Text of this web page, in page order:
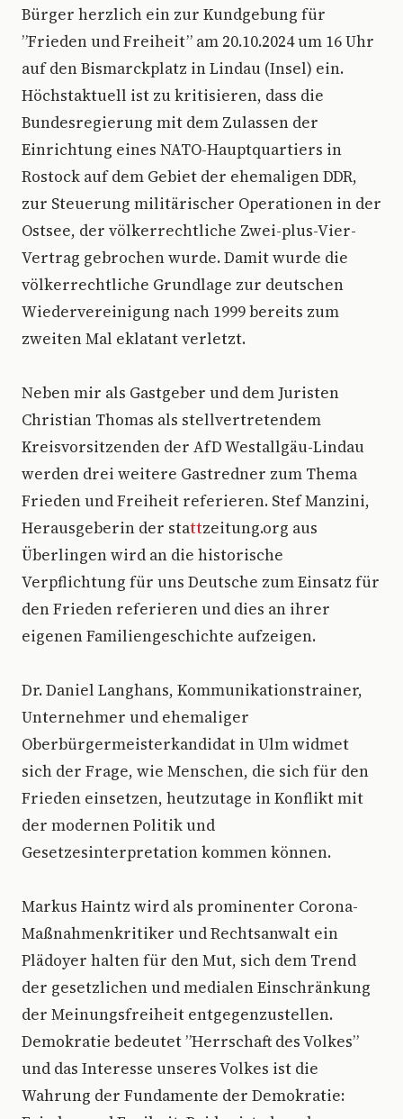
Bürger herzlich ein zur Kundgebung für
”Frieden und Freiheit” am 20.10.2024 um 16 Uhr
auf den Bismarckplatz in Lindau (Insel) ein.
Höchstaktuell ist zu kritisieren, dass die
Bundesregierung mit dem Zulassen der
Einrichtung eines NATO-Hauptquartiers in
Rostock auf dem Gebiet der ehemaligen DDR,
zur Steuerung militärischer Operationen in der
Ostsee, der völkerrechtliche Zwei-plus-Vier-
Vertrag gebrochen wurde. Damit wurde die
völkerrechtliche Grundlage zur deutschen
Wiedervereinigung nach 1999 bereits zum
zweiten Mal eklatant verletzt.
Neben mir als Gastgeber und dem Juristen
Christian Thomas als stellvertretendem
Kreisvorsitzenden der AfD Westallgäu-Lindau
werden drei weitere Gastredner zum Thema
Frieden und Freiheit referieren. Stef Manzini,
Herausgeberin der stattzeitung.org aus
Überlingen wird an die historische
Verpflichtung für uns Deutsche zum Einsatz für
den Frieden referieren und dies an ihrer
eigenen Familiengeschichte aufzeigen.
Dr. Daniel Langhans, Kommunikationstrainer,
Unternehmer und ehemaliger
Oberbürgermeisterkandidat in Ulm widmet
sich der Frage, wie Menschen, die sich für den
Frieden einsetzen, heutzutage in Konflikt mit
der modernen Politik und
Gesetzesinterpretation kommen können.
Markus Haintz wird als prominenter Corona-
Maßnahmenkritiker und Rechtsanwalt ein
Plädoyer halten für den Mut, sich dem Trend
der gesetzlichen und medialen Einschränkung
der Meinungsfreiheit entgegenzustellen.
Demokratie bedeutet ”Herrschaft des Volkes”
und das Interesse unseres Volkes ist die
Wahrung der Fundamente der Demokratie: